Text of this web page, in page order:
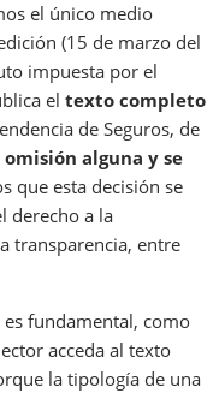
el único medio
(15 de marzo del
impuesta por el
eltexto completo
de Seguros, de
omisión alguna y se
que esta decisión se
derecho a la
transparencia, entre
fundamental, como
acceda al texto
la tipología de una